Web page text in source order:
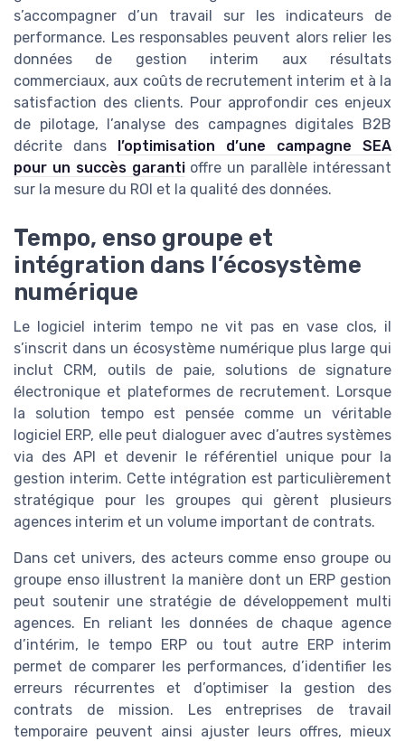
s’accompagner d’un travail sur les indicateurs de
performance. Les responsables peuvent alors relier les
données de gestion interim aux résultats
commerciaux, aux coûts de recrutement interim et à la
satisfaction des clients. Pour approfondir ces enjeux
de pilotage, l’analyse des campagnes digitales B2B
décrite dans l’optimisation d’une campagne SEA
pour un succès garantioffre un parallèle intéressant
sur la mesure du ROI et la qualité des données.
Tempo, enso groupe et
intégration dans l’écosystème
numérique
Le logiciel interim tempo ne vit pas en vase clos, il
s’inscrit dans un écosystème numérique plus large qui
inclut CRM, outils de paie, solutions de signature
électronique et plateformes de recrutement. Lorsque
la solution tempo est pensée comme un véritable
logiciel ERP, elle peut dialoguer avec d’autres systèmes
via des API et devenir le référentiel unique pour la
gestion interim. Cette intégration est particulièrement
stratégique pour les groupes qui gèrent plusieurs
agences interim et un volume important de contrats.
Dans cet univers, des acteurs comme enso groupe ou
groupe enso illustrent la manière dont un ERP gestion
peut soutenir une stratégie de développement multi
agences. En reliant les données de chaque agence
d’intérim, le tempo ERP ou tout autre ERP interim
permet de comparer les performances, d’identifier les
erreurs récurrentes et d’optimiser la gestion des
contrats de mission. Les entreprises de travail
temporaire peuvent ainsi ajuster leurs offres, mieux